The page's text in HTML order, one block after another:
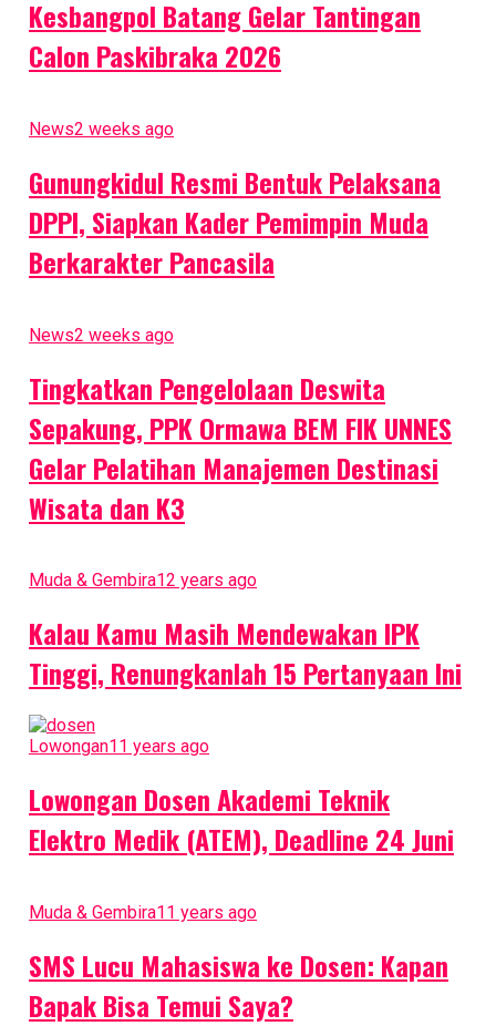
Iduladha 1446 H, UNNES Bagikan 2000 Paket Qurban
untuk Masyarakat
Satria Wahyu Kusuma
Kesbangpol Batang Gelar Tantingan
Calon Paskibraka 2026
News2 weeks ago
Gunungkidul Resmi Bentuk Pelaksana
DPPI, Siapkan Kader Pemimpin Muda
Berkarakter Pancasila
News2 weeks ago
Tingkatkan Pengelolaan Deswita
Sepakung, PPK Ormawa BEM FIK UNNES
Gelar Pelatihan Manajemen Destinasi
Wisata dan K3
Muda & Gembira12 years ago
Kalau Kamu Masih Mendewakan IPK
Tinggi, Renungkanlah 15 Pertanyaan Ini
Lowongan11 years ago
Lowongan Dosen Akademi Teknik
Elektro Medik (ATEM), Deadline 24 Juni
Muda & Gembira11 years ago
SMS Lucu Mahasiswa ke Dosen: Kapan
Bapak Bisa Temui Saya?